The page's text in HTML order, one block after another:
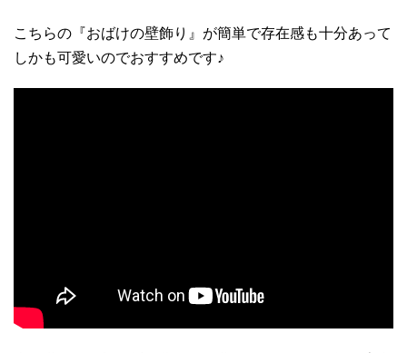
こちらの『おばけの壁飾り』が簡単で存在感も十分あって
しかも可愛いのでおすすめです♪